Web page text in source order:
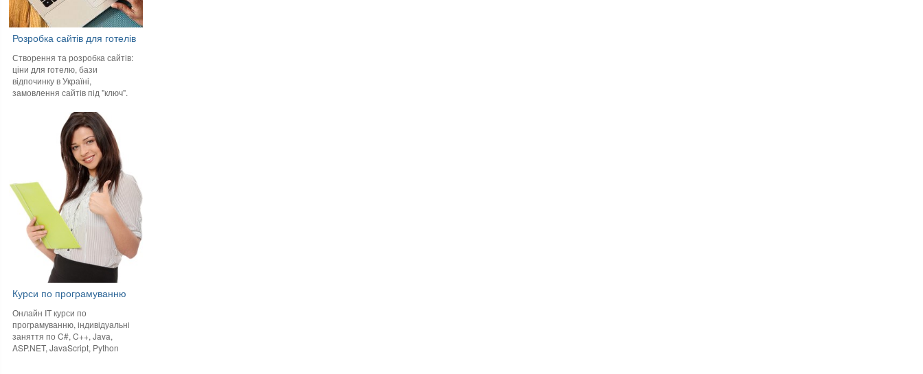
Розробка сайтів для готелів
Створення та розробка сайтів:
ціни для готелю, бази
відпочинку в Україні,
замовлення сайтів під "ключ".
Курси по програмуванню
Онлайн IT курси по
програмуванню, індивідуальні
заняття по C#, C++, Java,
ASP.NET, JavaScript, Python